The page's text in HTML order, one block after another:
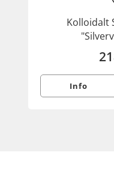
Kolloidalt
Info